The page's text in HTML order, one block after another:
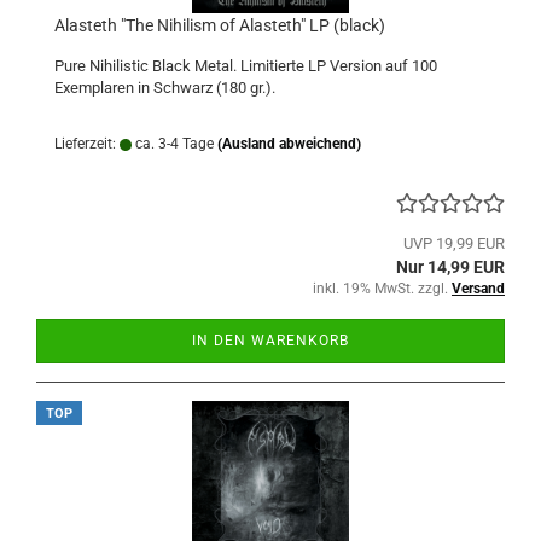
Alasteth "The Nihilism of Alasteth" LP (black)
Pure Nihilistic Black Metal. Limitierte LP Version auf 100
Exemplaren in Schwarz (180 gr.).
Lieferzeit: ca. 3-4 Tage (Ausland abweichend)
UVP 19,99 EUR
Nur 14,99 EUR
inkl. 19% MwSt. zzgl. Versand
IN DEN WARENKORB
TOP